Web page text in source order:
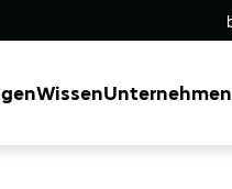
WissenUnternehmen